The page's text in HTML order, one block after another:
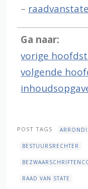
–
Ga naar:
vorige
volgende
POST TAGS
BESTUURSRECHTER
RAAD VAN STATE